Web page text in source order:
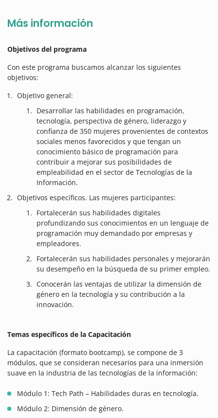
Más información
Objetivos del programa
Con este programa buscamos alcanzar los siguientes
objetivos:
Objetivo general:
Desarrollar las habilidades en programación,
tecnología, perspectiva de género, liderazgo y
confianza de 350 mujeres provenientes de contextos
sociales menos favorecidos y que tengan un
conocimiento básico de programación para
contribuir a mejorar sus posibilidades de
empleabilidad en el sector de Tecnologías de la
Información.
Objetivos específicos. Las mujeres participantes:
Fortalecerán sus habilidades digitales
profundizando sus conocimientos en un lenguaje de
programación muy demandado por empresas y
empleadores.
Fortalecerán sus habilidades personales y mejorarán
su desempeño en la búsqueda de su primer empleo.
Conocerán las ventajas de utilizar la dimensión de
género en la tecnología y su contribución a la
innovación.
Temas específicos de la Capacitación
La capacitación (formato bootcamp), se compone de 3
módulos, que se consideran necesarios para una inmersión
suave en la industria de las tecnologías de la información:
Módulo 1: Tech Path – Habilidades duras en tecnología.
Módulo 2: Dimensión de género.